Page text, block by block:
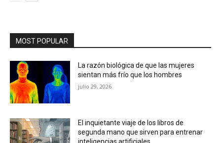
MOST POPULAR
La razón biológica de que las mujeres
sientan más frío que los hombres
julio 29, 2026
El inquietante viaje de los libros de
segunda mano que sirven para entrenar
inteligencias artificiales